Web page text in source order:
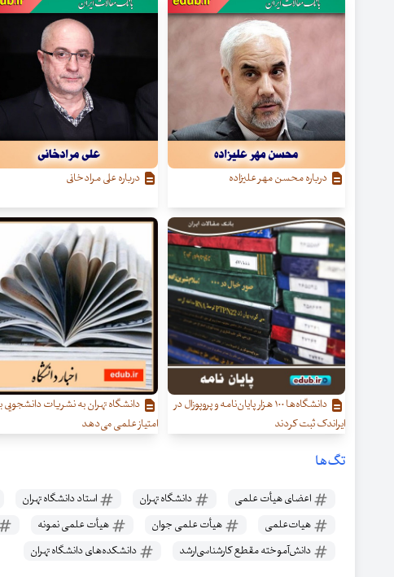
درباره محسن مهر علیزاده درباره علی مرادخانی
دانشگاه‌ها ۱۰۰ هزار پایان‌نامه و پروپوزال در
ایراندک ثبت کردند
دانشگاه تهران به نشریات دانشجویی
امتیاز علمی می‌دهد
تگ‌ها
اعضای هیأت علمی دانشگاه تهران استاد دانشگاه تهران
هیات‌علمی
هیأت علمی جوان هیأت علمی نمونه
دانش‌آموخته مقطع کارشناسی‌ارشد
دانشکده‌های دانشگاه تهران